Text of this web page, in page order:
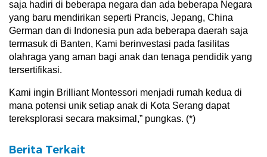
saja hadiri di beberapa negara dan ada beberapa Negara
yang baru mendirikan seperti Prancis, Jepang, China
German dan di Indonesia pun ada beberapa daerah saja
termasuk di Banten, Kami berinvestasi pada fasilitas
olahraga yang aman bagi anak dan tenaga pendidik yang
tersertifikasi.
Kami ingin Brilliant Montessori menjadi rumah kedua di
mana potensi unik setiap anak di Kota Serang dapat
tereksplorasi secara maksimal,” pungkas. (*)‎
Berita Terkait